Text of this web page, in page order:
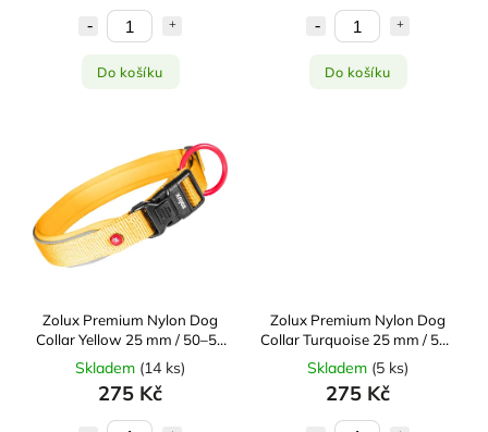
Do košíku Do košíku
Zolux Premium Nylon Dog
Collar Yellow 25 mm / 50–55
Skladem (14 ks)
275 Kč
Zolux Premium Nylon Dog
Collar Turquoise 25 mm / 50–
55 cm
Skladem (5 ks)
275 Kč